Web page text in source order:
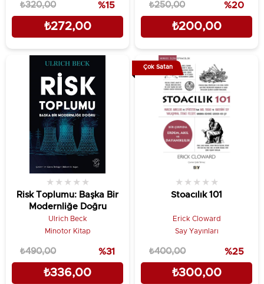
₺272,00
₺320,00 %15
₺200,00
₺250,00 %20
Risk Toplumu: Başka Bir
Modernliğe Doğru
★ ★ ★ ★ ★
Ulrich Beck
Minotor Kitap
₺336,00
₺490,00 %31
Stoacılık 101
★ ★ ★ ★ ★
Erick Cloward
Say Yayınları
₺300,00
₺400,00 %25
Çok Satan